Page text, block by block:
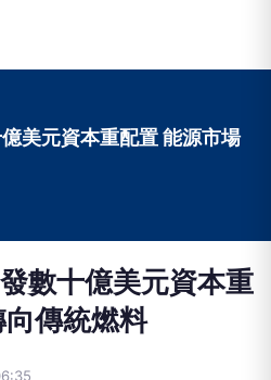
美元資本重配置 能源市場
數十億美元資本重
傳統燃料